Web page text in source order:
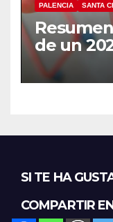
PALENCIA
SANTA
de un
SI TE HA
COMPARTIR